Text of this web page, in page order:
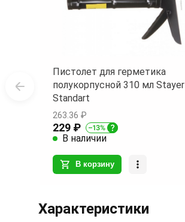
Пистолет для герметика
полукорпусной 310 мл Stayer
Standart
263.36 ₽
229 ₽
В наличии
В корзину
of
Характеристики